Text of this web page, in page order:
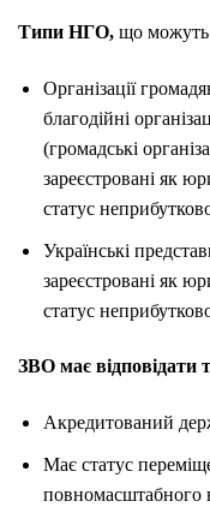
Типи НГО, що можуть
Організації
благодійні
(громадські
зареєстровані як
статус
Українські
зареєстровані як
статус
ЗВО має відповідати
Акредитований
Має статус
повномасштабного